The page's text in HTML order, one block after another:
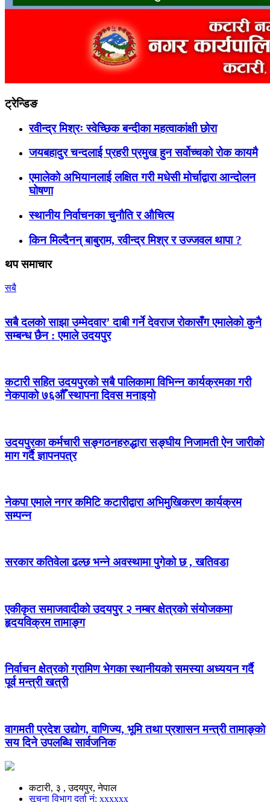
ट्रेन्डिङ
रवीन्द्र मिश्रः स्वेच्छिक बन्दीका महत्वाकांक्षी छोरा
जयबहादुर चन्दलाई प्रहरी प्रमुख हुन सर्वोच्चको रोक कायमै
एमालेको अभियानलाई लक्षित गरी मधेसी मोर्चाद्वारा आन्दोलन
घोषणा
स्थानीय निर्वाचनका चुनौति र औचित्य
किन मिल्दैनन् बाबुराम, रवीन्द्र मिश्र र उज्जवल थापा ?
थप समाचार
सबै
सबै दलको साझा उम्मेदवार’ दाबी गर्ने देवराज रोकासँग एमालेको कुनै
सम्बन्ध छैन : एमाले उदयपुर
कटारी सहित उदयपुरको सबै पालिकामा विभिन्न कार्यक्रमका गरी
नेकपाको ७६औँ स्थापना दिवस मनाइयो
उदयपुरका कर्मचारी सङ्गठनहरुद्धारा सङ्घीय निजामती ऐन जारीको
माग गर्दै ज्ञापनपत्र
नेकपा एमाले नगर कमिटि कटारीद्वारा अभिमुखिकरण कार्यक्रम
सम्पन्न
सरकार कतिवेला ढल्छ भन्ने अवस्थामा पुगेको छ , खतिवडा
एकीकृत समाजवादीको उदयपुर २ नम्बर क्षेत्रको संयोजकमा
हृदयविक्रम तामाङ्ग
निर्वाचन क्षेत्रको ग्रामिण भेगका स्थानीयको समस्या अध्ययन गर्दै
पूर्व मन्त्री खत्री
वागमती प्रदेश उद्योग, वाणिज्य, भूमि तथा प्रशासन मन्त्री तामाङ्को
सय दिने उपलब्धि सार्वजनिक
कटारी, ३ , उदयपुर, नेपाल
सूचना विभाग दर्ता नं: xxxxxx